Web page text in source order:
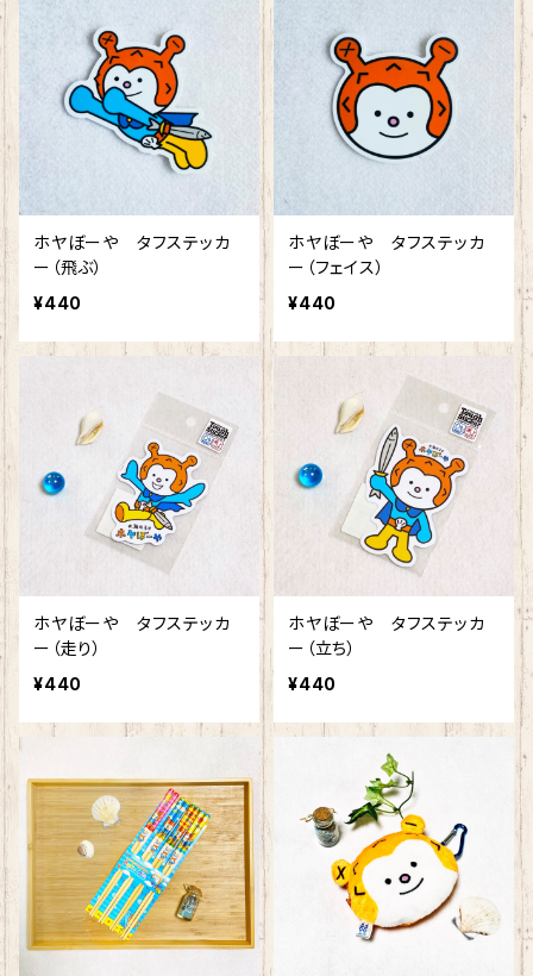
ホヤぼーや タフステッカ
ー（飛ぶ）
¥440
ホヤぼーや タフステッカ
ー（フェイス）
¥440
ホヤぼーや タフステッカ
ー（走り）
¥440
ホヤぼーや タフステッカ
ー（立ち）
¥440